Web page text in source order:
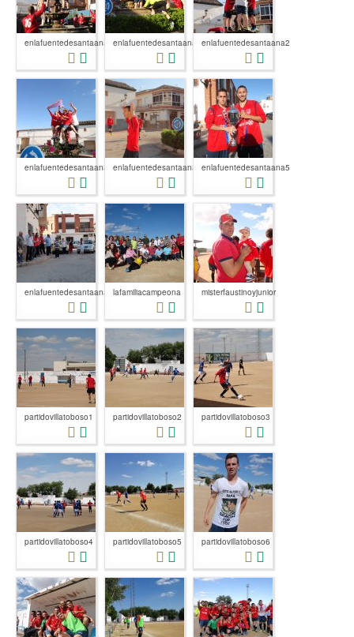
enlafuentedesantaana enlafuentedesantaana1 enlafuentedesantaana2
enlafuentedesantaana3 enlafuentedesantaana4 enlafuentedesantaana5
enlafuentedesantaana6 lafamiliacampeona misterfaustinoyjunior
partidovillatoboso1 partidovillatoboso2 partidovillatoboso3
partidovillatoboso4 partidovillatoboso5 partidovillatoboso6